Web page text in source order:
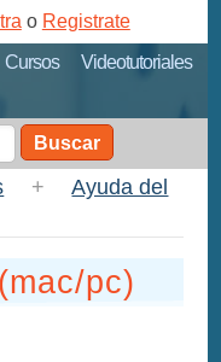
Cursos
Videotutoriales
o Registrate
Buscar
+
Ayuda del
pc)